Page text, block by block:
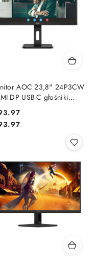
AOC 23,8" 24P3CW
DP USB-C głośniki